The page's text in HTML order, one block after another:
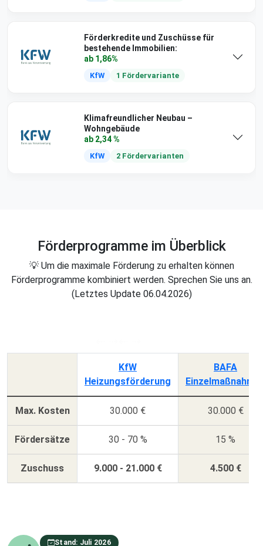
Förderkredite und Zuschüsse für
bestehende Immobilien:
ab 1,86%
KfW 1 Fördervariante
Klimafreundlicher Neubau –
Wohngebäude
ab 2,34 %
KfW 2 Fördervarianten
Förderprogramme im Überblick
💡 Um die maximale Förderung zu erhalten können
Förderprogramme kombiniert werden. Sprechen Sie uns an.
(Letztes Update 06.04.2026)
KfW
Heizungsförderung
BAFA
Max. Kosten 30.000 € 30.000 €
Fördersätze 30 - 70 % 15 %
Zuschuss 9.000 - 21.000 € 4.500 €
Stand: Juli 2026